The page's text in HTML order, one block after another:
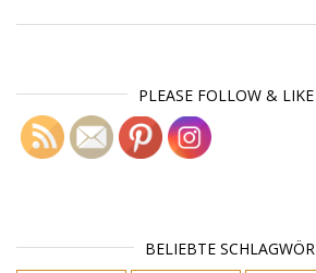
PLEASE FOLLOW &
BELIEBTE